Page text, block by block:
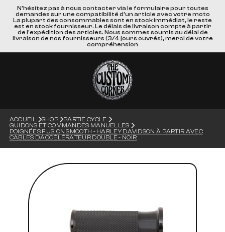
N'hésitez pas à nous contacter via le formulaire pour toutes
demandes sur une compatibilité d'un article avec votre moto
La plupart des consommables sont en stock immédiat, le reste
est en stock fournisseur. Le délais de livraison compte à partir
de l'expédition des articles. Nous sommes soumis au délai de
livraison de nos fournisseurs (3/4 jours ouvrés), merci de votre
compréhension
ACCUEIL SHOP
PARTIE CYCLE
GUIDONS ET COMMANDES MANUELLES
POIGNÉES FUSION SMOOTH - HARLEY DAVIDSON À PARTIR AVEC
CABLES D'ACCÉLÉRATEUR DOUBLE - NOIR